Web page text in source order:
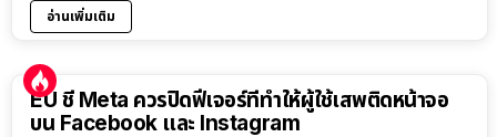
อ่านเพิ่มเติม
EU ชี้ Meta ควรปิดฟีเจอร์ที่ทำให้ผู้ใช้เสพติดหน้าจอ
บน Facebook และ Instagram